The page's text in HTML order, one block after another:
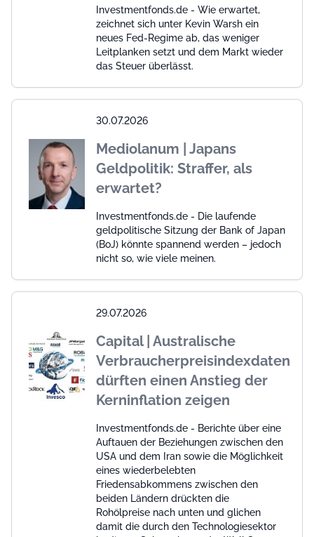
Investmentfonds.de - Wie erwartet,
zeichnet sich unter Kevin Warsh ein
neues Fed-Regime ab, das weniger
Leitplanken setzt und dem Markt wieder
das Steuer überlässt.
30.07.2026
Mediolanum | Japans
Geldpolitik: Straffer, als
erwartet?
Investmentfonds.de - Die laufende
geldpolitische Sitzung der Bank of Japan
(BoJ) könnte spannend werden – jedoch
nicht so, wie viele meinen.
29.07.2026
Capital | Australische
Verbraucherpreisindexdaten
dürften einen Anstieg der
Kerninflation zeigen
Investmentfonds.de - Berichte über eine
Auftauen der Beziehungen zwischen den
USA und dem Iran sowie die Möglichkeit
eines wiederbelebten
Friedensabkommens zwischen den
beiden Ländern drückten die
Rohölpreise nach unten und glichen
damit die durch den Technologiesektor